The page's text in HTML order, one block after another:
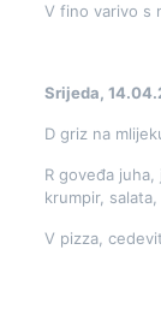
V fino varivo s
Srijeda,
D griz na
R goveđa
krumpir, salata,
V pizza,